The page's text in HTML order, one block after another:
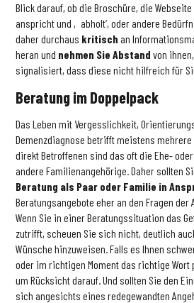
Blick darauf, ob die Broschüre, die
anspricht und ‚abholt‘, oder andere
daher durchaus kritisch an
heran und nehmen Sie Abstand von
signalisiert, dass diese nicht hilfreich für
Beratung im Doppelpack
Das Leben mit Vergesslichkeit,
Demenzdiagnose betrifft meistens mehrere
direkt Betroffenen sind das oft die Ehe-
andere Familienangehörige. Daher sollten
Beratung als Paar oder Familie in
Beratungsangebote eher an den Fragen
Wenn Sie in einer Beratungssituation das
zutrifft, scheuen Sie sich nicht, deutlich
Wünsche hinzuweisen. Falls es Ihnen
oder im richtigen Moment das richtige Wort
um Rücksicht darauf. Und sollten Sie den
sich angesichts eines redegewandten